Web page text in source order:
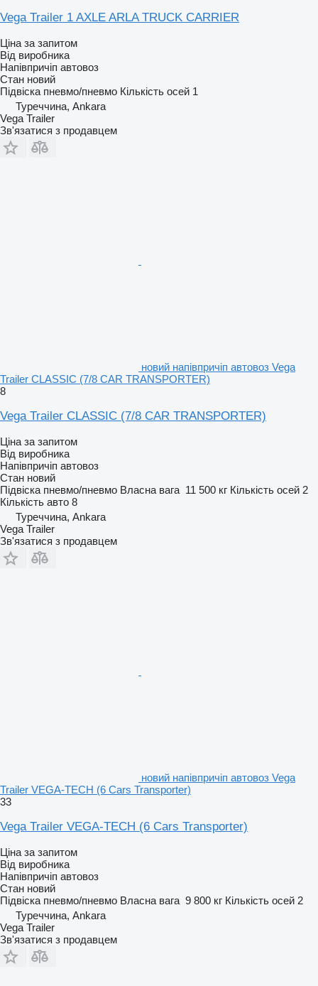
Vega Trailer 1 AXLE ARLA TRUCK CARRIER
Ціна за запитом
Від виробника
Напівпричіп автовоз
Стан новий
Підвіска пневмо/пневмо Кількість осей 1
Туреччина, Ankara
Vega Trailer
Зв'язатися з продавцем
новий напівпричіп автовоз Vega
Trailer CLASSIC (7/8 CAR TRANSPORTER)
8
Vega Trailer CLASSIC (7/8 CAR TRANSPORTER)
Ціна за запитом
Від виробника
Напівпричіп автовоз
Стан новий
Підвіска пневмо/пневмо Власна вага 11 500 кг Кількість осей 2
Кількість авто 8
Туреччина, Ankara
Vega Trailer
Зв'язатися з продавцем
новий напівпричіп автовоз Vega
Trailer VEGA-TECH (6 Cars Transporter)
33
Vega Trailer VEGA-TECH (6 Cars Transporter)
Ціна за запитом
Від виробника
Напівпричіп автовоз
Стан новий
Підвіска пневмо/пневмо Власна вага 9 800 кг Кількість осей 2
Туреччина, Ankara
Vega Trailer
Зв'язатися з продавцем